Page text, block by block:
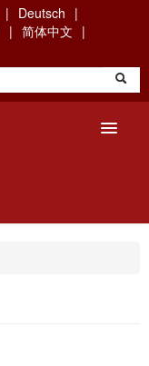
Deutsch
简体中文